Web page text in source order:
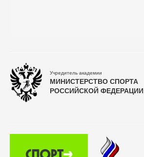
Учредитель академии
МИНИСТЕРСТВО СПОРТА
РОССИЙСКОЙ ФЕДЕРАЦИИ